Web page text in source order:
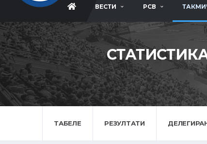
ВЕСТИ РСВ
ТАБЕЛЕ РЕЗУЛТАТИ